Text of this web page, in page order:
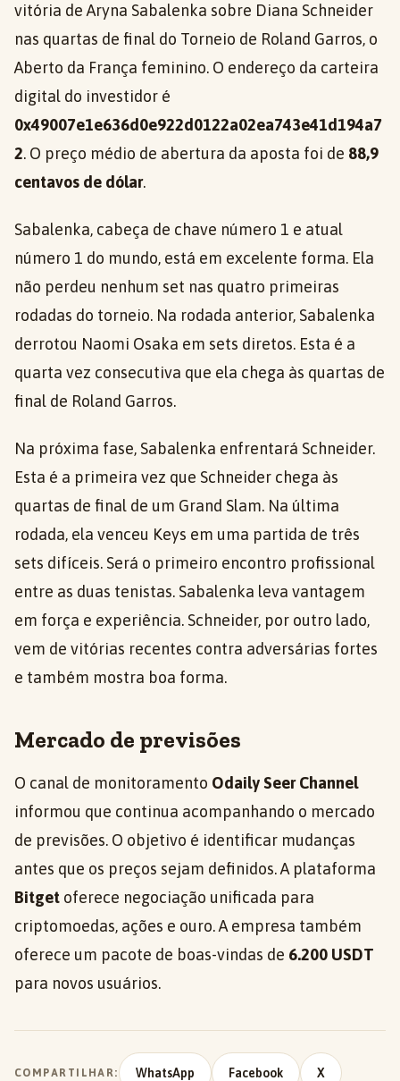
vitória de Aryna Sabalenka sobre Diana Schneider
nas quartas de final do Torneio de Roland Garros, o
Aberto da França feminino. O endereço da carteira
digital do investidor é
0x49007e1e636d0e922d0122a02ea743e41d194a7
2. O preço médio de abertura da aposta foi de 88,9
centavos de dólar.
Sabalenka, cabeça de chave número 1 e atual
número 1 do mundo, está em excelente forma. Ela
não perdeu nenhum set nas quatro primeiras
rodadas do torneio. Na rodada anterior, Sabalenka
derrotou Naomi Osaka em sets diretos. Esta é a
quarta vez consecutiva que ela chega às quartas de
final de Roland Garros.
Na próxima fase, Sabalenka enfrentará Schneider.
Esta é a primeira vez que Schneider chega às
quartas de final de um Grand Slam. Na última
rodada, ela venceu Keys em uma partida de três
sets difíceis. Será o primeiro encontro profissional
entre as duas tenistas. Sabalenka leva vantagem
em força e experiência. Schneider, por outro lado,
vem de vitórias recentes contra adversárias fortes
e também mostra boa forma.
Mercado de previsões
O canal de monitoramento Odaily Seer Channel
informou que continua acompanhando o mercado
de previsões. O objetivo é identificar mudanças
antes que os preços sejam definidos. A plataforma
Bitget oferece negociação unificada para
criptomoedas, ações e ouro. A empresa também
oferece um pacote de boas-vindas de 6.200 USDT
para novos usuários.
COMPARTILHAR: WhatsApp Facebook X